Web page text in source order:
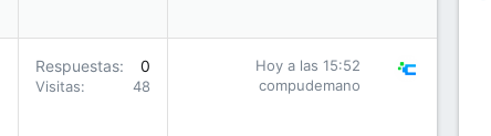
Respuestas 0
Visitas 48
Hoy a las 15:52
compudemano